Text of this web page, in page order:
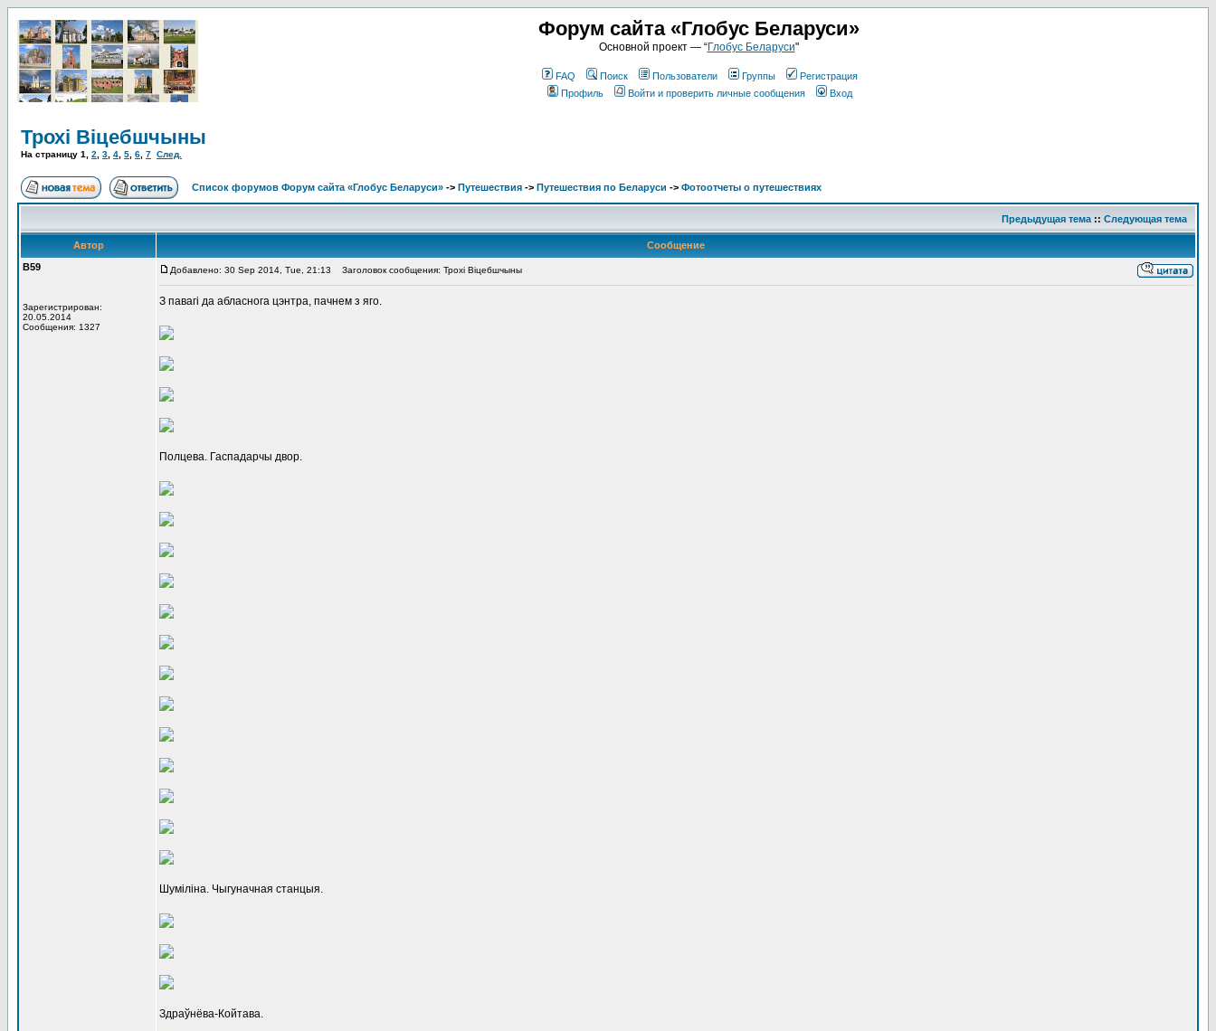
Форум сайта «Глобус Беларуси»
Основной проект — “Глобус Беларуси"
FAQ Поиск Пользователи Группы
Регистрация
Профиль
Войти и проверить личные сообщения Вход
Трохі Віцебшчыны
На страницу 1 2 3 4 5 6 7 След.
Список форумов Форум сайта «Глобус Беларуси» -> Путешествия -> Путешествия по Беларуси -> Фотоотчеты о путешествиях
Предыдущая тема :: Следующая тема
Автор
Сообщение
В59
Зарегистрирован:
20.05.2014
Сообщения: 1327
Добавлено: 30 Sep 2014, Tue, 21:13 Заголовок сообщения: Трохі Віцебшчыны
З павагі да абласнога цэнтра, пачнем з яго.
Полцева. Гаспадарчы двор.
Шуміліна. Чыгуначная станцыя.
Здраўнёва-Койтава.